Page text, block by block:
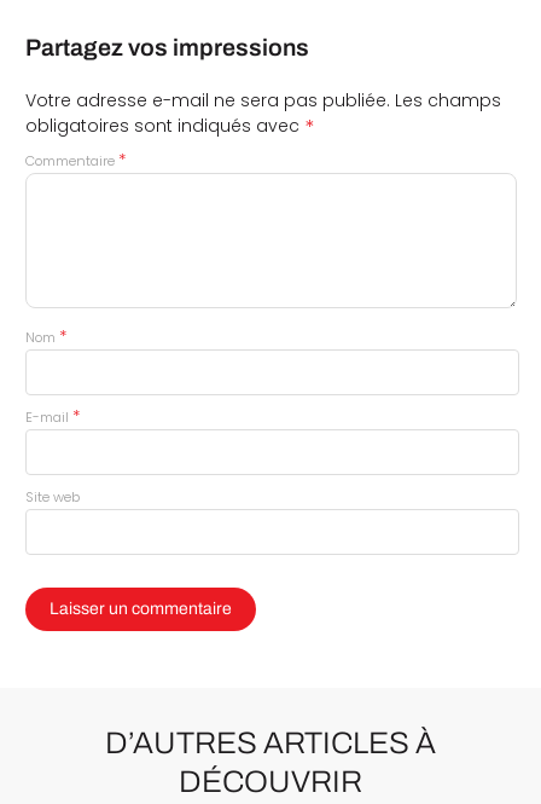
Partagez vos impressions
Votre adresse e-mail ne sera pas publiée. Les champs
obligatoires sont indiqués avec *
Commentaire *
Nom *
E-mail *
Site web
D’AUTRES ARTICLES À
DÉCOUVRIR